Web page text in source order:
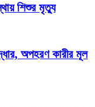
শিশুর মৃত্যু
অপহরণ কারীর মূল